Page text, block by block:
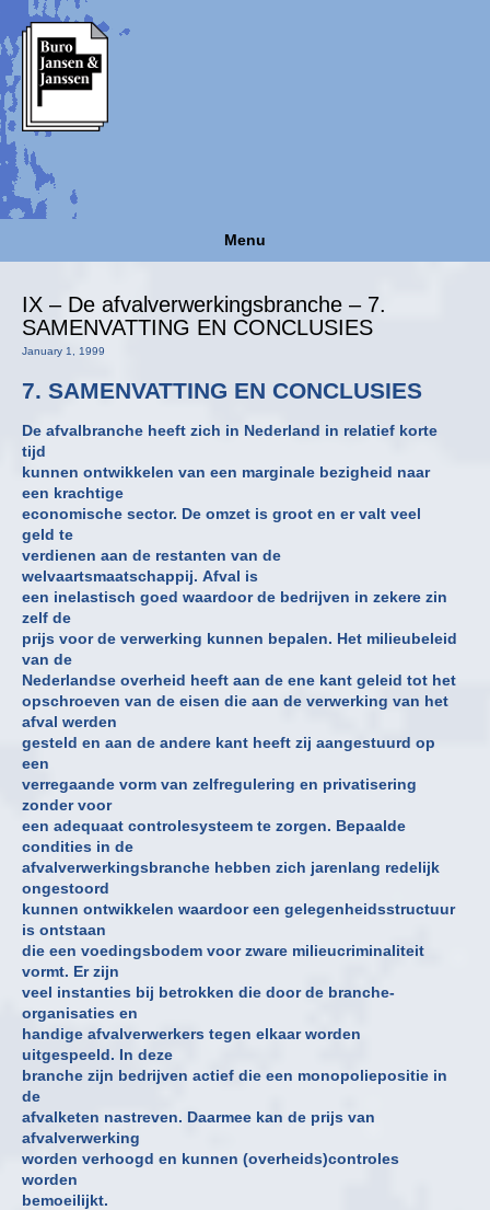
Menu
IX – De afvalverwerkingsbranche – 7.
SAMENVATTING EN CONCLUSIES
January 1, 1999
7. SAMENVATTING EN CONCLUSIES
De afvalbranche heeft zich in Nederland in relatief korte
tijd
kunnen ontwikkelen van een marginale bezigheid naar
een krachtige
economische sector. De omzet is groot en er valt veel
geld te
verdienen aan de restanten van de
welvaartsmaatschappij. Afval is
een inelastisch goed waardoor de bedrijven in zekere zin
zelf de
prijs voor de verwerking kunnen bepalen. Het milieubeleid
van de
Nederlandse overheid heeft aan de ene kant geleid tot het
opschroeven van de eisen die aan de verwerking van het
afval werden
gesteld en aan de andere kant heeft zij aangestuurd op
een
verregaande vorm van zelfregulering en privatisering
zonder voor
een adequaat controlesysteem te zorgen. Bepaalde
condities in de
afvalverwerkingsbranche hebben zich jarenlang redelijk
ongestoord
kunnen ontwikkelen waardoor een gelegenheidsstructuur
is ontstaan
die een voedingsbodem voor zware milieucriminaliteit
vormt. Er zijn
veel instanties bij betrokken die door de branche-
organisaties en
handige afvalverwerkers tegen elkaar worden
uitgespeeld. In deze
branche zijn bedrijven actief die een monopoliepositie in
de
afvalketen nastreven. Daarmee kan de prijs van
afvalverwerking
worden verhoogd en kunnen (overheids)controles
worden
bemoeilijkt.